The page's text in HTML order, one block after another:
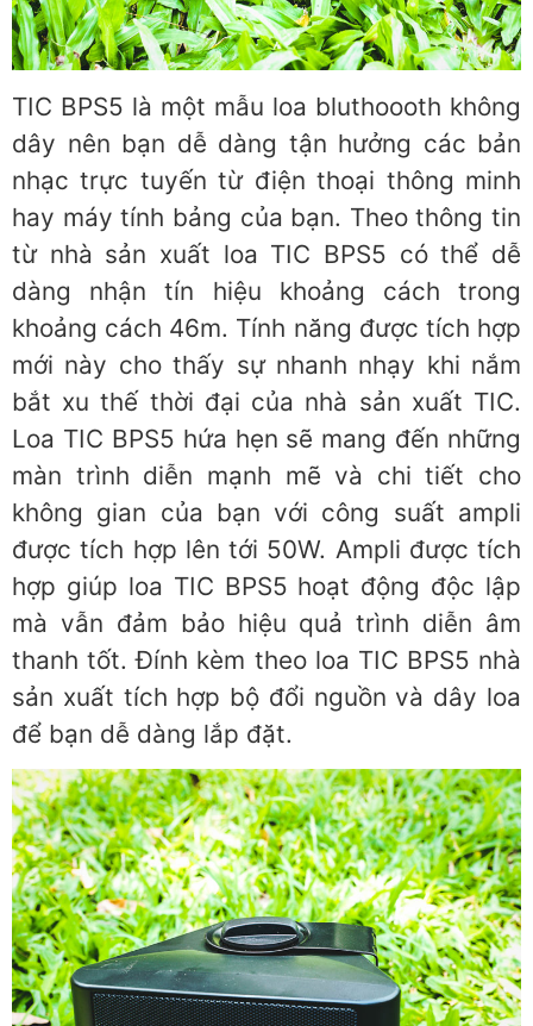
TIC BPS5 là một mẫu loa bluthoooth không
dây nên bạn dễ dàng tận hưởng các bản
nhạc trực tuyến từ điện thoại thông minh
hay máy tính bảng của bạn. Theo thông tin
từ nhà sản xuất loa TIC BPS5 có thể dễ
dàng nhận tín hiệu khoảng cách trong
khoảng cách 46m. Tính năng được tích hợp
mới này cho thấy sự nhanh nhạy khi nắm
bắt xu thế thời đại của nhà sản xuất TIC.
Loa TIC BPS5 hứa hẹn sẽ mang đến những
màn trình diễn mạnh mẽ và chi tiết cho
không gian của bạn với công suất ampli
được tích hợp lên tới 50W. Ampli được tích
hợp giúp loa TIC BPS5 hoạt động độc lập
mà vẫn đảm bảo hiệu quả trình diễn âm
thanh tốt. Đính kèm theo loa TIC BPS5 nhà
sản xuất tích hợp bộ đổi nguồn và dây loa
để bạn dễ dàng lắp đặt.